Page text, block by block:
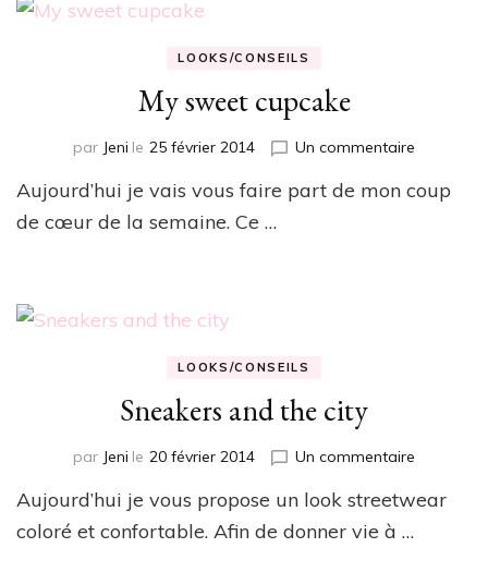
LOOKS/CONSEILS
My sweet cupcake
par Jeni le 25 février 2014 Un commentaire
sweet
Aujourd’hui je vais vous faire part de mon coup
de cœur de la semaine. Ce …
LOOKS/CONSEILS
Sneakers and the city
par Jeni le 20 février 2014 Un commentaire
and
Aujourd’hui je vous propose un look streetwear
coloré et confortable. Afin de donner vie à …